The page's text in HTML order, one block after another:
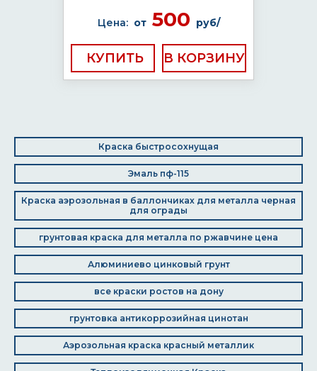
Цена: от500 руб/
КУПИТЬ
Краска быстросохнущая
Эмаль пф-115
Краска аэрозольная в баллончиках для металла черная
для ограды
грунтовая краска для металла по ржавчине цена
Алюминиево цинковый грунт
все краски ростов на дону
грунтовка антикоррозийная цинотан
Аэрозольная краска красный металлик